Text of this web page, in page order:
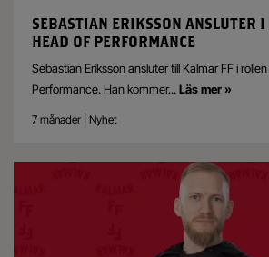
SEBASTIAN ERIKSSON ANSLUTER I
HEAD OF PERFORMANCE
Sebastian Eriksson ansluter till Kalmar FF i
Performance. Han kommer...Läs mer »
7 månader | Nyhet